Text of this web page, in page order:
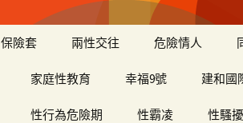
保險套 兩性交往 危險情人
家庭性教育 幸福9號 建和國
性行為危險期 性霸凌 性騷